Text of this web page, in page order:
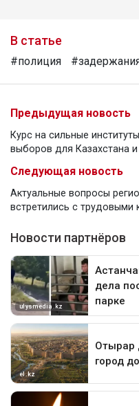
В статье
#полиция
Предыдущая новость
Курс на сильные
выборов для Казахстана
Следующая новость
Актуальные вопросы
встретились с трудовыми